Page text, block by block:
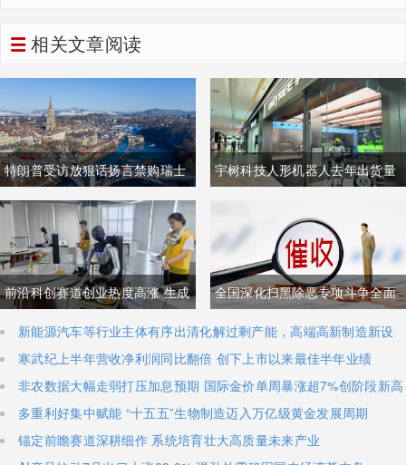
相关文章阅读
特朗普受访放狠话扬言禁购瑞士
商品抹平贸易逆差 双方贸易数据
与经贸纽带实际情况反差明显
宇树科技人形机器人去年出货量
加码核心技术研发
前沿科创赛道创业热度高涨 生成
式AI与人形机器人加速培育全新
增长极
全国深化扫黑除恶专项斗争全面
铺开 河南锁定十类新型涉网涉软
暴力黑恶犯罪精准严打
新能源汽车等行业主体有序出清化解过剩产能，高端高新制造新设
主体稳步扩容
寒武纪上半年营收净利润同比翻倍 创下上市以来最佳半年业绩
非农数据大幅走弱打压加息预期 国际金价单周暴涨超7%创阶段新高
多重利好集中赋能 “十五五”生物制造迈入万亿级黄金发展周期
锚定前瞻赛道深耕细作 系统培育壮大高质量未来产业